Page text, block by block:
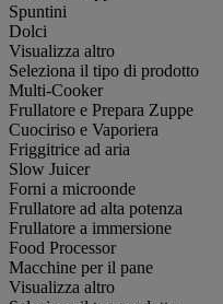
Spuntini
Dolci
Visualizza altro
Seleziona il tipo di prodotto
Multi-Cooker
Frullatore e Prepara Zuppe
Cuociriso e Vaporiera
Friggitrice ad aria
Slow Juicer
Forni a microonde
Frullatore ad alta potenza
Frullatore a immersione
Food Processor
Macchine per il pane
Visualizza altro